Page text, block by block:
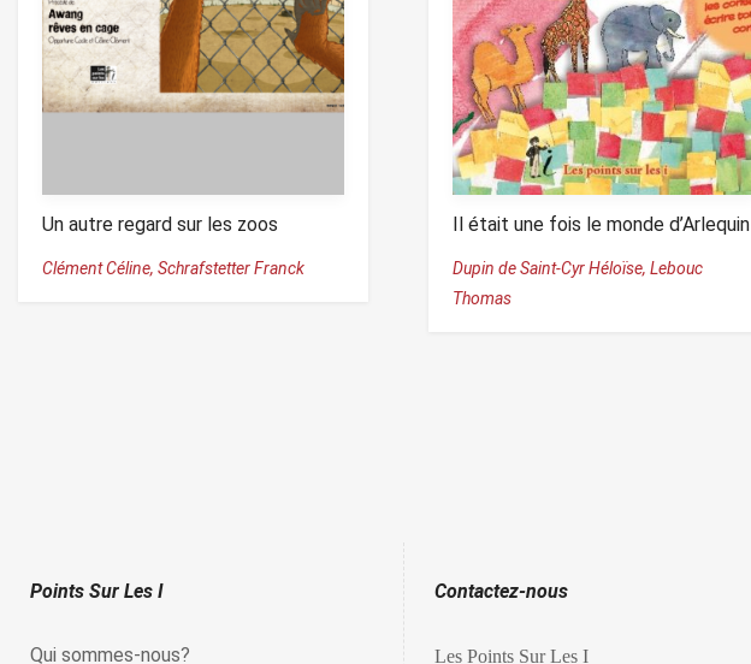
Un autre regard sur les zoos
Clément Céline, Schrafstetter Franck
Il était une fois le monde d’Arlequin
Dupin de Saint-Cyr Héloïse, Lebouc
Thomas
Points Sur Les I
Qui sommes-nous?
Contactez-nous
Les Points Sur Les I